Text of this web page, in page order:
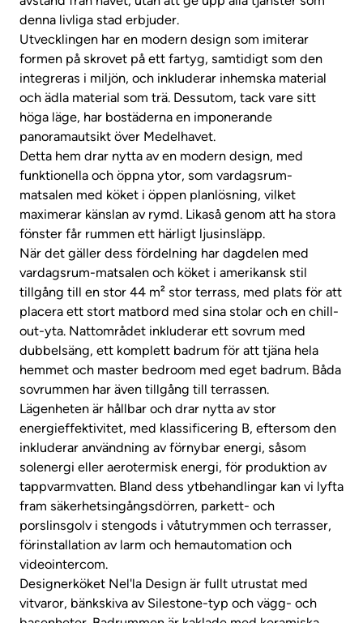
denna livliga stad erbjuder.
Utvecklingen har en modern design som imiterar
formen på skrovet på ett fartyg, samtidigt som den
integreras i miljön, och inkluderar inhemska material
och ädla material som trä. Dessutom, tack vare sitt
höga läge, har bostäderna en imponerande
panoramautsikt över Medelhavet.
Detta hem drar nytta av en modern design, med
funktionella och öppna ytor, som vardagsrum-
matsalen med köket i öppen planlösning, vilket
maximerar känslan av rymd. Likaså genom att ha stora
fönster får rummen ett härligt ljusinsläpp.
När det gäller dess fördelning har dagdelen med
vardagsrum-matsalen och köket i amerikansk stil
tillgång till en stor 44 m² stor terrass, med plats för att
placera ett stort matbord med sina stolar och en chill-
out-yta. Nattområdet inkluderar ett sovrum med
dubbelsäng, ett komplett badrum för att tjäna hela
hemmet och master bedroom med eget badrum. Båda
sovrummen har även tillgång till terrassen.
Lägenheten är hållbar och drar nytta av stor
energieffektivitet, med klassificering B, eftersom den
inkluderar användning av förnybar energi, såsom
solenergi eller aerotermisk energi, för produktion av
tappvarmvatten. Bland dess ytbehandlingar kan vi lyfta
fram säkerhetsingångsdörren, parkett- och
porslinsgolv i stengods i våtutrymmen och terrasser,
förinstallation av larm och hemautomation och
videointercom.
Designerköket Nel'la Design är fullt utrustat med
vitvaror, bänkskiva av Silestone-typ och vägg- och